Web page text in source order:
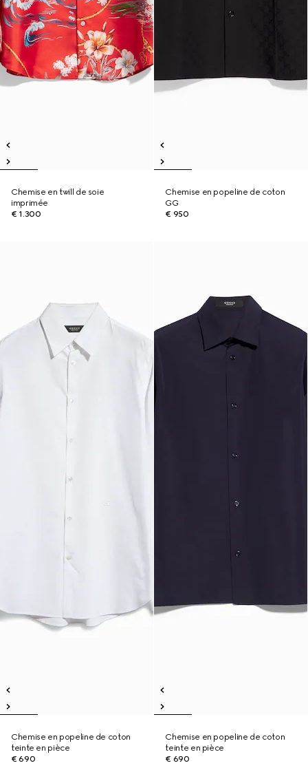
Chemise en twill de soie
imprimée
€ 1.300
Chemise en popeline de coton
GG
€ 950
Chemise en popeline de coton
teinte en pièce
€ 690
Chemise en popeline de coton
teinte en pièce
€ 690